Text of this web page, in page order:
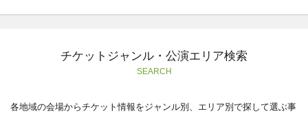
チケットジャンル・公演エリア検索
SEARCH
各地域の会場からチケット情報をジャンル別、エリア別で探して選ぶ事